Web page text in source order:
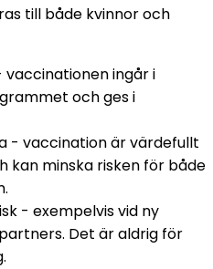
till både kvinnor och
ingår i
och ges i
- vaccination är värdefullt
kan minska risken för både
- exempelvis vid ny
Det är aldrig för